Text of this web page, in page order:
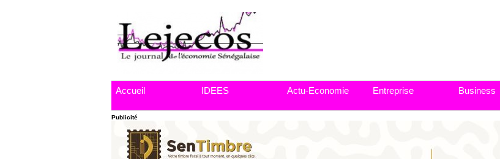
Accueil IDEES Actu-Economie Entreprise Business
Publicité